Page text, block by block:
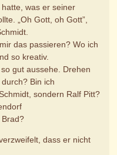
was er seiner
„Oh Gott, oh Gott”,
das passieren? Wo ich
so kreativ.
gut aussehe. Drehen
Bin ich
sondern Ralf Pitt?
Brad?
dass er nicht